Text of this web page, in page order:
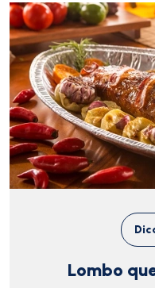
Lombo